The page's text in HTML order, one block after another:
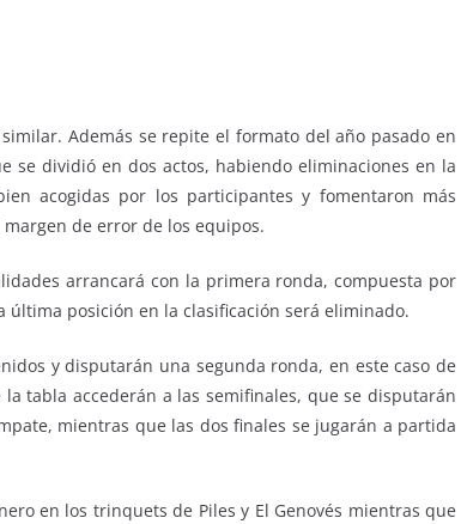
Además se repite el formato del año pasado en
se dividió en dos actos, habiendo eliminaciones en la
acogidas por los participantes y fomentaron más
de error de los equipos.
arrancará con la primera ronda, compuesta por
posición en la clasificación será eliminado.
y disputarán una segunda ronda, en este caso de
tabla accederán a las semifinales, que se disputarán
mientras que las dos finales se jugarán a partida
en los trinquets de Piles y El Genovés mientras que